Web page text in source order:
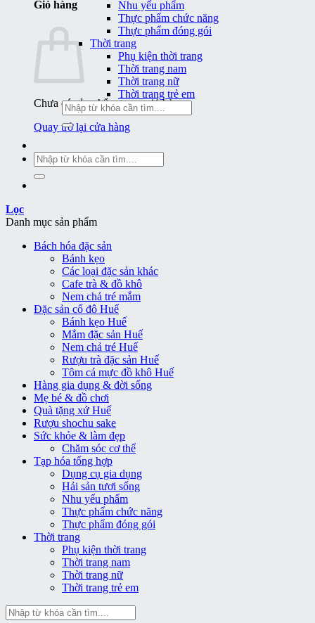
Giỏ hàng
Chưa có sản phẩm trong giỏ hàng.
Quay trở lại cửa hàng
Nhu yếu phẩm
Thực phẩm chức năng
Thực phẩm đóng gói
Thời trang
Phụ kiện thời trang
Thời trang nam
Thời trang nữ
Thời trang trẻ em
Tìm
kiếm:
Tìm
kiếm:
Lọc
Danh mục sản phẩm
Bách hóa đặc sản
Bánh kẹo
Các loại đặc sản khác
Cafe trà & đồ khô
Nem chả tré mắm
Đặc sản cố đô Huế
Bánh kẹo Huế
Mắm đặc sản Huế
Nem chả tré Huế
Rượu trà đặc sản Huế
Tôm cá mực đồ khô Huế
Hàng gia dụng & đời sống
Mẹ bé & đồ chơi
Quà tặng xứ Huế
Rượu shochu sake
Sức khỏe & làm đẹp
Chăm sóc cơ thể
Tạp hóa tổng hợp
Dụng cụ gia dụng
Hải sản tươi sống
Nhu yếu phẩm
Thực phẩm chức năng
Thực phẩm đóng gói
Thời trang
Phụ kiện thời trang
Thời trang nam
Thời trang nữ
Thời trang trẻ em
Tìm